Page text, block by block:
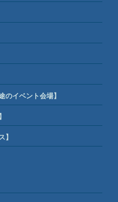
イベント会場】
】